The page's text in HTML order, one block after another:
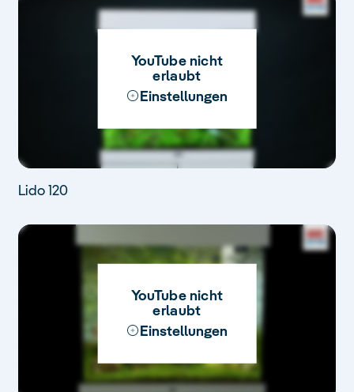
YouTube nicht
erlaubt
Einstellungen
Lido 120
YouTube nicht
erlaubt
Einstellungen